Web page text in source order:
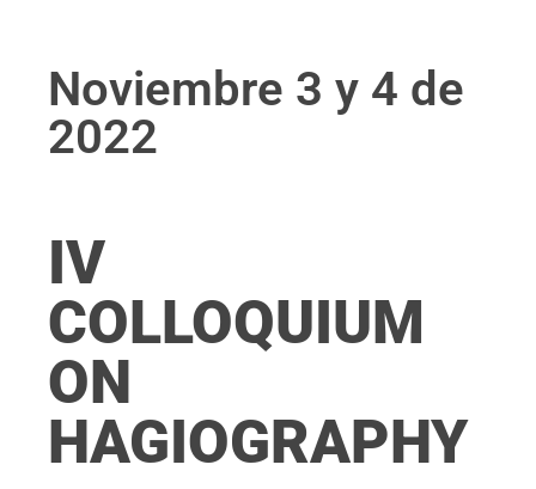
Noviembre 3 y 4 de
2022
IV
COLLOQUIUM
ON
HAGIOGRAPHY